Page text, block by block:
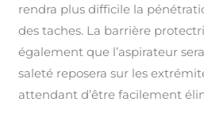
rendra plus difficile la
des taches. La barrière
également que l’aspirateur
saleté reposera sur les
attendant d’être facilement